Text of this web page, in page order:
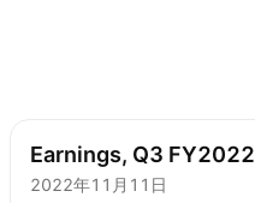
Earnings, Q3 FY2022
2022年11月11日